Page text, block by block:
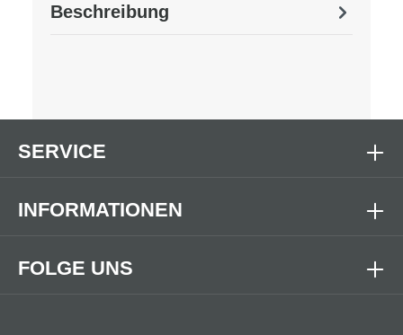
Beschreibung
FOLGE UNS
SERVICE
INFORMATIONEN